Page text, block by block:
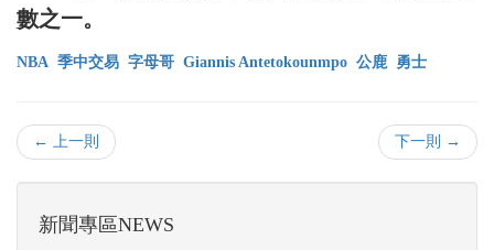
數之一。
NBA 季中交易 字母哥 Giannis Antetokounmpo 公鹿 勇士
← 上一則 下一則 →
新聞專區NEWS